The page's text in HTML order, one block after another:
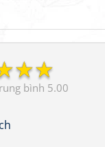
☆
☆
5.00